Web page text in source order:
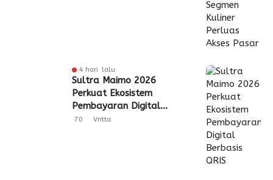
4 hari lalu
Sultra Maimo 2026
Perkuat Ekosistem
Pembayaran Digital
Berbasis QRIS
70 Vritta